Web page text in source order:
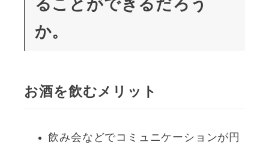
ることができるだろう
か。
お酒を飲むメリット
飲み会などでコミュニケーションが円